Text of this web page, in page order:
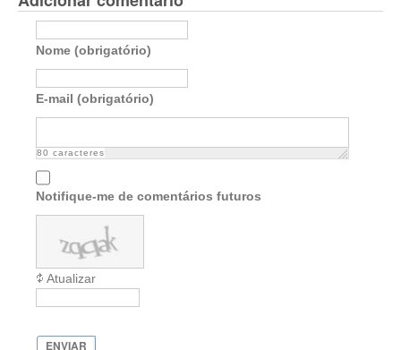
Nome (obrigatório)
E-mail (obrigatório)
80 caracteres
Notifique-me de comentários futuros
Atualizar
ENVIAR